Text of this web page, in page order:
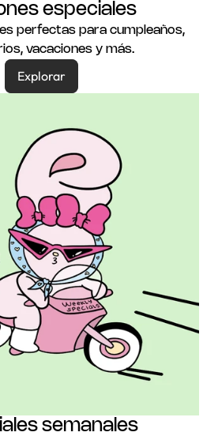
especiales
perfectas para cumpleaños,
vacaciones y más.
Explorar
semanales